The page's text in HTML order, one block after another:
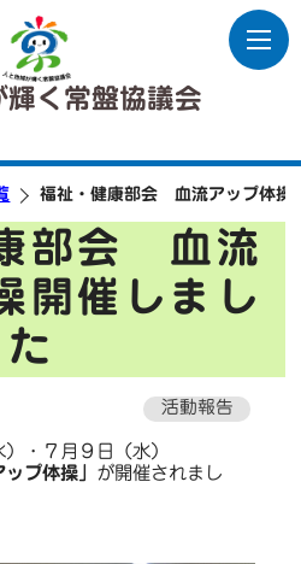
輝く常盤協議会
福祉・健康部会 血流アップ体操
部会 血流
開催しまし
た
活動報告
・７月９日（水）
プ体操」 が開催されまし